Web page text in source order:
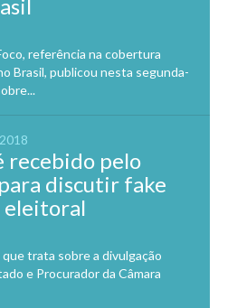
referência na cobertura
Brasil, publicou nesta segunda-
recebido pelo
discutir fake
eleitoral
trata sobre a divulgação
e Procurador da Câmara